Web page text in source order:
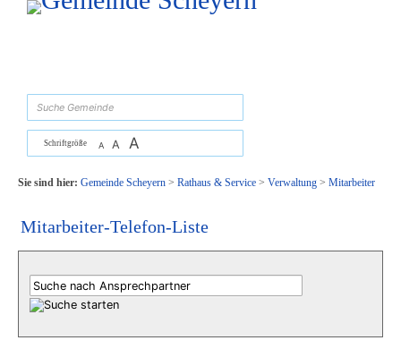
Zum Inhalt, zur Navigationoder zur Startseite springen.
Schriftgröße A A A
Sie sind hier: Gemeinde Scheyern> Rathaus & Service> Verwaltung> Mitarbeiter
Mitarbeiter-Telefon-Liste